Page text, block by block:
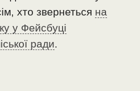
хто звернеться на
у Фейсбуці
ради.